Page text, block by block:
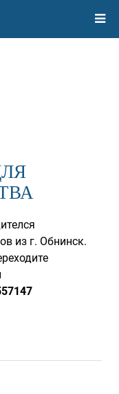
из г. Обнинск.